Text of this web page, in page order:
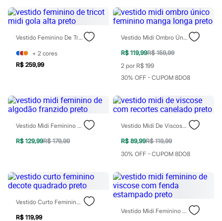
Casacos e Jaquetas
Jeans
Moda esportiva
Shorts e Bermudas
Todos os produtos
Infantil
Em alta
Arrumadinho para os meninos
Novidades
Roupas menina
0 a 24 meses
1 a 5 anos
4 a 12 anos
10 a 16 anos
4 a 12 anos
10 a 16 anos
Acessórios
Recém-nascido
Bolsas e Mochilas
Vestido Feminino De Tricot Midi Gola Alta Preto
+ 2 cores
R$ 259,99
Vestido Midi Ombro Único Feminino Manga Longa Preto
R$ 119,99R$ 159,99
2 por R$ 199
30% OFF - CUPOM 8DO8
Vestido Midi Feminino De Algodão Franzido Preto
R$ 129,99R$ 179,99
Vestido Midi De Viscose Com Recortes Canelado Preto
R$ 89,99R$ 119,99
30% OFF - CUPOM 8DO8
Vestido Curto Feminino Decote Quadrado Preto
R$ 119,99
Vestido Midi Feminino De Viscose Com Fenda Estampado Preto